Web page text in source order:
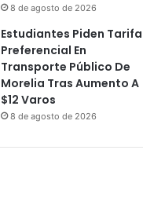
8 de agosto de 2026
Estudiantes Piden Tarifa
Preferencial En
Transporte Público De
Morelia Tras Aumento A
$12 Varos
8 de agosto de 2026